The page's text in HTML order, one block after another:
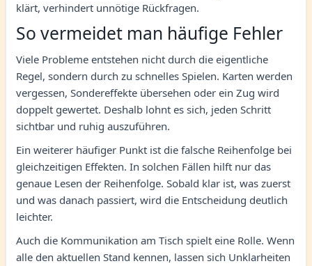
klärt, verhindert unnötige Rückfragen.
So vermeidet man häufige Fehler
Viele Probleme entstehen nicht durch die eigentliche
Regel, sondern durch zu schnelles Spielen. Karten werden
vergessen, Sondereffekte übersehen oder ein Zug wird
doppelt gewertet. Deshalb lohnt es sich, jeden Schritt
sichtbar und ruhig auszuführen.
Ein weiterer häufiger Punkt ist die falsche Reihenfolge bei
gleichzeitigen Effekten. In solchen Fällen hilft nur das
genaue Lesen der Reihenfolge. Sobald klar ist, was zuerst
und was danach passiert, wird die Entscheidung deutlich
leichter.
Auch die Kommunikation am Tisch spielt eine Rolle. Wenn
alle den aktuellen Stand kennen, lassen sich Unklarheiten